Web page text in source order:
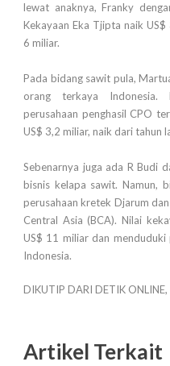
lewat anaknya, Franky
Kekayaan Eka Tjipta naik
6 miliar.
Pada bidang sawit pula,
orang terkaya Indonesia.
perusahaan penghasil CPO
US$ 3,2 miliar, naik dari tahun
Sebenarnya juga ada R Budi
bisnis kelapa sawit. Namun,
perusahaan kretek Djarum
Central Asia (BCA). Nilai
US$ 11 miliar dan
Indonesia.
DIKUTIP DARI DETIK
Artikel Terkait